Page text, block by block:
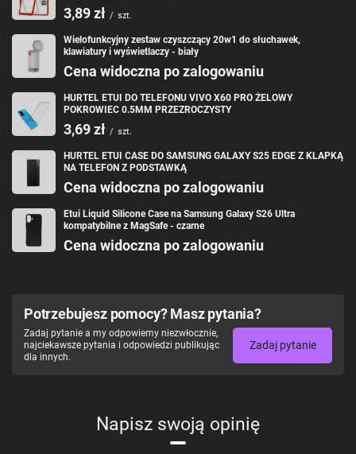
Kompatybilność: Samsung Galaxy A12 5G
Kolor: Różowy
Typ zamknięcia: Magnetyczne
Przestrzeń na karty: 2–3 karty
Wymiary: 16,5 cm x 8,0 cm x 1,4 cm
Podsumowanie najważniejszych
cech i zalet produktu:
Magnetyczne zamknięcie – szybki dostęp i bezpieczeństwo
Smukła konstrukcja – etui nie zwiększa objętości telefonu
Dodatkowa podstawka – wygodna opcja do oglądania filmów
Zestaw zawiera:
3,89 zł / szt.
Wielofunkcyjny zestaw czyszczący 20w1 do słuchawek,
klawiatury i wyświetlaczy - biały
Cena widoczna po zalogowaniu
HURTEL ETUI DO TELEFONU VIVO X60 PRO ŻELOWY
POKROWIEC 0.5MM PRZEZROCZYSTY
3,69 zł / szt.
HURTEL ETUI CASE DO SAMSUNG GALAXY S25 EDGE Z KLAPKĄ
NA TELEFON Z PODSTAWKĄ
Cena widoczna po zalogowaniu
Etui Liquid Silicone Case na Samsung Galaxy S26 Ultra
kompatybilne z MagSafe - czarne
Cena widoczna po zalogowaniu
Potrzebujesz pomocy? Masz pytania?
Zadaj pytanie a my odpowiemy niezwłocznie,
najciekawsze pytania i odpowiedzi publikując
dla innych.
Zadaj pytanie
Napisz swoją opinię